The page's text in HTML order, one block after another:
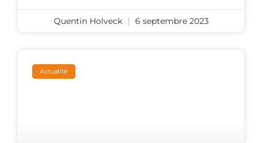
Quentin Holveck 6 septembre 2023
Actualité